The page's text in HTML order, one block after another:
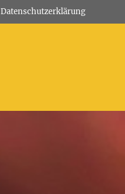
Datenschutz­erklärung